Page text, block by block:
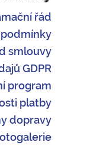
řád
smlouvy
GDPR
program
platby
dopravy